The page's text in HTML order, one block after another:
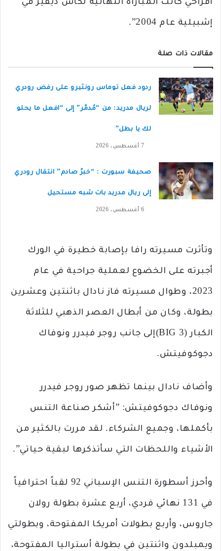
أفراحي كانت المباراة النهائية لكأس ديفيز في
إشبيلية عام 2004”.
مقالات ذات صلة
ردود فعل توماس رونثيرو على رفض رودري
لريال مدريد: من “مُدمّر” إلى “افعل ما يحلو
لك يا بطل”
7 أغسطس، 2026
صحيفة سبورت : “خبرٌ صادم” انتقال رودري
إلى ريال مدريد بات شبه مستحيل
6 أغسطس، 2026
وتأثرت مسيرته رافا بإصابة خطيرة في الورك
أجبرته على الخضوع لعملية جراحية في عام
2023، وطوال مسيرته فاز نادال باثنتين وعشرين
بطولة، وكان من أبطال العصر الذهبي للثلاثة
الكبار (BIG 3)إلى جانب روجر فيدرر ونوفاك
دجوكوفيتش.
وأضاف نادال بينما تظهر صور روجر فيدرر
ونوفاك دجوكوفيتش: ”أشكر صناعة التنس
بأكملها، وجميع الشركاء. لقد مررت بالكثير من
الأشياء واللحظات التي سأتذكرها لبقية حياتي”.
وأحرز أسطورة التنس الإسباني 92 لقباً احترافياً
في 131 نهائي فردي، أربع عشرة بطولة رولان
جاروس، وأربع بطولات أمريكا المفتوحة، وبطولتي
ويمبلدون واثنتين في بطولة أستراليا المفتوحة،